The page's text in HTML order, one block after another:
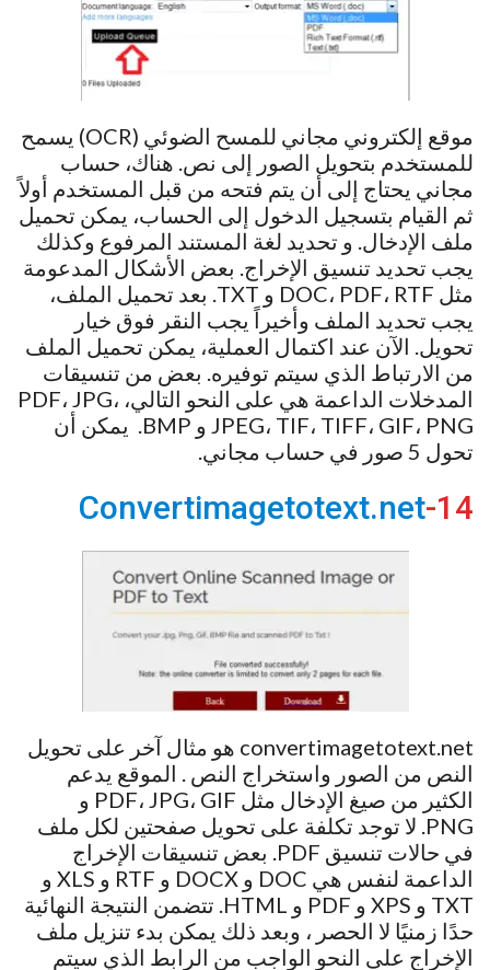
موقع إلكتروني مجاني للمسح الضوئي (OCR) يسمح
للمستخدم بتحويل الصور إلى نص. هناك، حساب
مجاني يحتاج إلى أن يتم فتحه من قبل المستخدم أولاً
ثم القيام بتسجيل الدخول إلى الحساب، يمكن تحميل
ملف الإدخال. و تحديد لغة المستند المرفوع وكذلك
يجب تحديد تنسيق الإخراج. بعض الأشكال المدعومة
مثل DOC، PDF، RTF و TXT. بعد تحميل الملف،
يجب تحديد الملف وأخيراً يجب النقر فوق خيار
تحويل. الآن عند اكتمال العملية، يمكن تحميل الملف
من الارتباط الذي سيتم توفيره. بعض من تنسيقات
المدخلات الداعمة هي على النحو التالي، PDF، JPG،
JPEG، TIF، TIFF، GIF، PNG و BMP. يمكن أن
تحول 5 صور في حساب مجاني.
14-
Convertimagetotext.net
convertimagetotext.net هو مثال آخر على تحويل
النص من الصور واستخراج النص . الموقع يدعم
الكثير من صيغ الإدخال مثل PDF، JPG، GIF و
PNG. لا توجد تكلفة على تحويل صفحتين لكل ملف
في حالات تنسيق PDF. بعض تنسيقات الإخراج
الداعمة لنفس هي DOC و DOCX و RTF و XLS و
TXT و XPS و PDF و HTML. تتضمن النتيجة النهائية
حدًا زمنيًا لا الحصر ، وبعد ذلك يمكن بدء تنزيل ملف
الإخراج على النحو الواجب من الرابط الذي سيتم